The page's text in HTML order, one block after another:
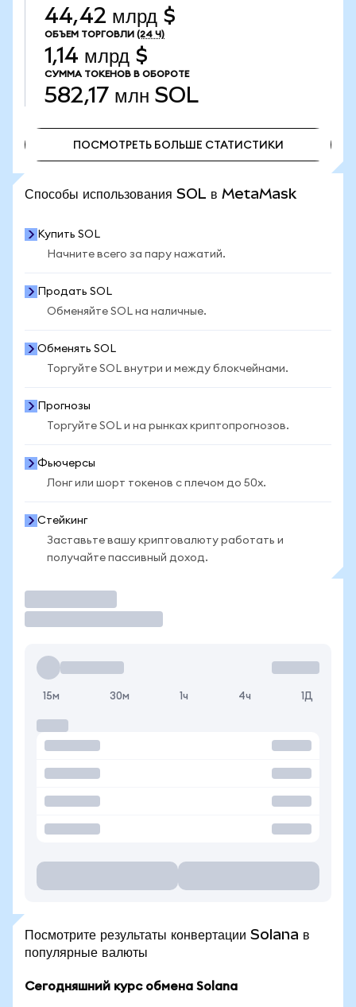
44,42 млрд $
ОБЪЕМ ТОРГОВЛИ (24 Ч)
1,14 млрд $
СУММА ТОКЕНОВ В ОБОРОТЕ
582,17 млн SOL
ПОСМОТРЕТЬ БОЛЬШЕ СТАТИСТИКИ
Способы использования SOL в MetaMask
Купить SOL
Начните всего за пару нажатий.
Продать SOL
Обменяйте SOL на наличные.
Обменять SOL
Торгуйте SOL внутри и между блокчейнами.
Прогнозы
Торгуйте SOL и на рынках криптопрогнозов.
Фьючерсы
Лонг или шорт токенов с плечом до 50x.
Стейкинг
Заставьте вашу криптовалюту работать и
получайте пассивный доход.
15м 30м 1ч 4ч 1Д
Посмотрите результаты конвертации Solana в
популярные валюты
Сегодняшний курс обмена Solana